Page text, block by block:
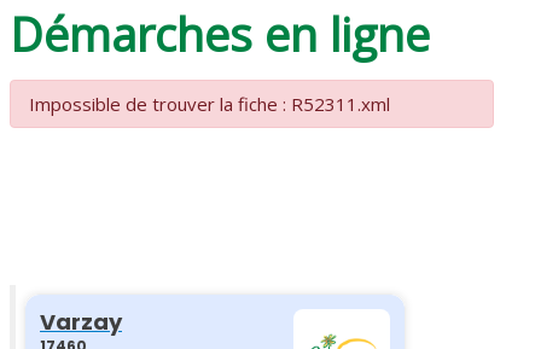
Démarches en ligne
Impossible de trouver la fiche : R52311.xml